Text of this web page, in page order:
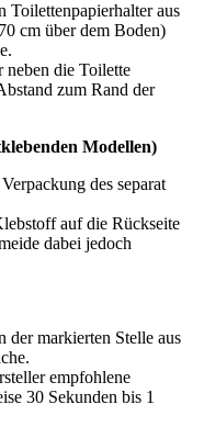
Toilettenpapierhalter aus
cm über dem Boden)
neben die Toilette
zum Rand der
Modellen)
des separat
auf die Rückseite
dabei jedoch
der markierten Stelle aus
empfohlene
30 Sekunden bis 1